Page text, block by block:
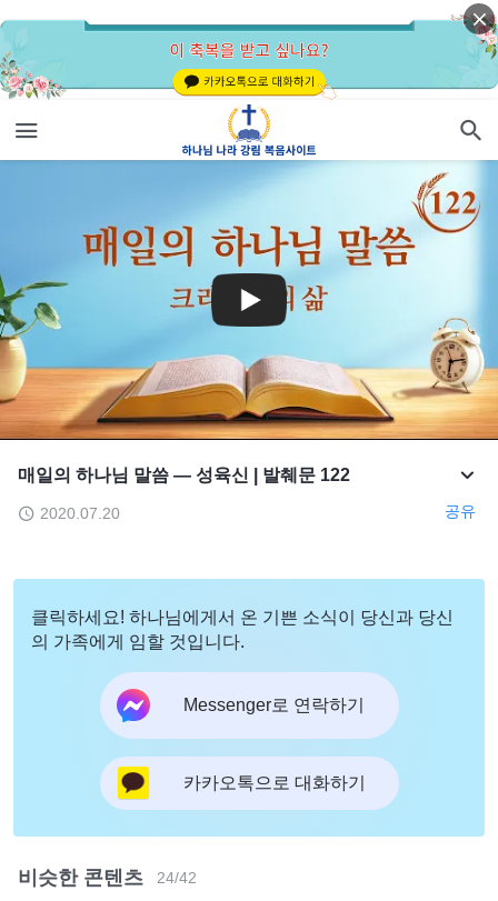
매일의 하나님 말씀 ― 성육신 | 발췌문 122
2020.07.20 공유
클릭하세요! 하나님에게서 온 기쁜 소식이 당신과 당신
의 가족에게 임할 것입니다.
Messenger로 연락하기
카카오톡으로 대화하기
비슷한 콘텐츠 24/42